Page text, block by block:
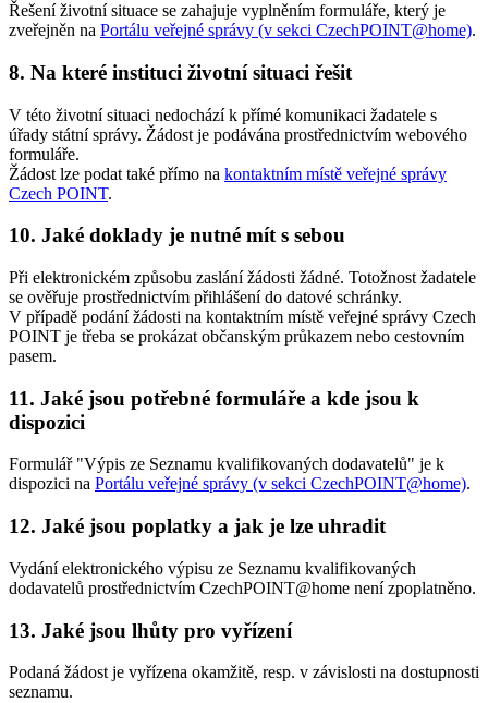
Řešení životní situace se zahajuje vyplněním formuláře, který je
zveřejněn na Portálu veřejné správy (v sekci CzechPOINT@home).
8. Na které instituci životní situaci řešit
V této životní situaci nedochází k přímé komunikaci žadatele s
úřady státní správy. Žádost je podávána prostřednictvím webového
formuláře.
Žádost lze podat také přímo na kontaktním místě veřejné správy
Czech POINT.
10. Jaké doklady je nutné mít s sebou
Při elektronickém způsobu zaslání žádosti žádné. Totožnost žadatele
se ověřuje prostřednictvím přihlášení do datové schránky.
V případě podání žádosti na kontaktním místě veřejné správy Czech
POINT je třeba se prokázat občanským průkazem nebo cestovním
pasem.
11. Jaké jsou potřebné formuláře a kde jsou k
dispozici
Formulář "Výpis ze Seznamu kvalifikovaných dodavatelů" je k
dispozici na Portálu veřejné správy (v sekci CzechPOINT@home).
12. Jaké jsou poplatky a jak je lze uhradit
Vydání elektronického výpisu ze Seznamu kvalifikovaných
dodavatelů prostřednictvím CzechPOINT@home není zpoplatněno.
13. Jaké jsou lhůty pro vyřízení
Podaná žádost je vyřízena okamžitě, resp. v závislosti na dostupnosti
seznamu.